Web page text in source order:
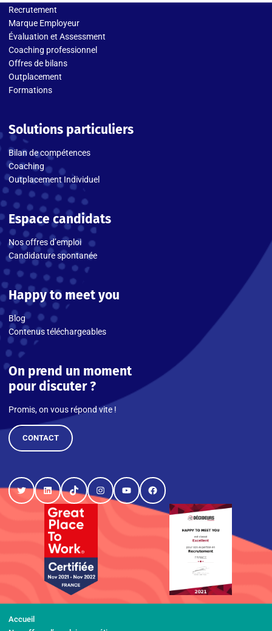
Recrutement
Marque Employeur
Évaluation et Assessment
Coaching professionnel
Offres de bilans
Outplacement
Formations
Solutions particuliers
Bilan de compétences
Coaching
Outplacement Individuel
Espace candidats
Nos offres d’emploi
Candidature spontanée
Happy to meet you
Blog
Contenus téléchargeables
On prend un moment
pour discuter ?
Promis, on vous répond vite !
CONTACT
TwitterLinkedInTikTokInstagram
YouTubeFacebook
Accueil